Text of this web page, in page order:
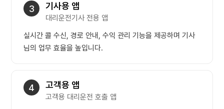
3 기사용 앱
대리운전기사 전용 앱
실시간 콜 수신, 경로 안내, 수익 관리 기능을 제공하며 기사
님의 업무 효율을 높입니다.
4 고객용 앱
고객용 대리운전 호출 앱